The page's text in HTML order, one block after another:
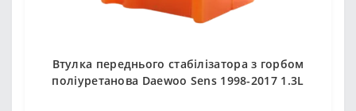
Втулка переднього стабілізатора з горбом
поліуретанова Daewoo Sens 1998-2017 1.3L